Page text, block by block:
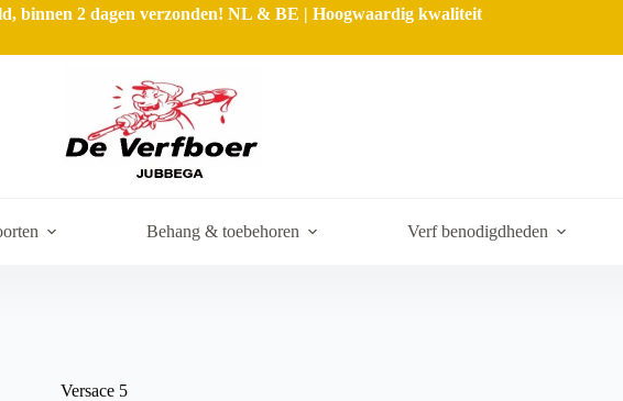
binnen 2 dagen verzonden! NL & BE | Hoogwaardig kwaliteit
Behang & toebehoren Verf benodigdheden
Versace 5